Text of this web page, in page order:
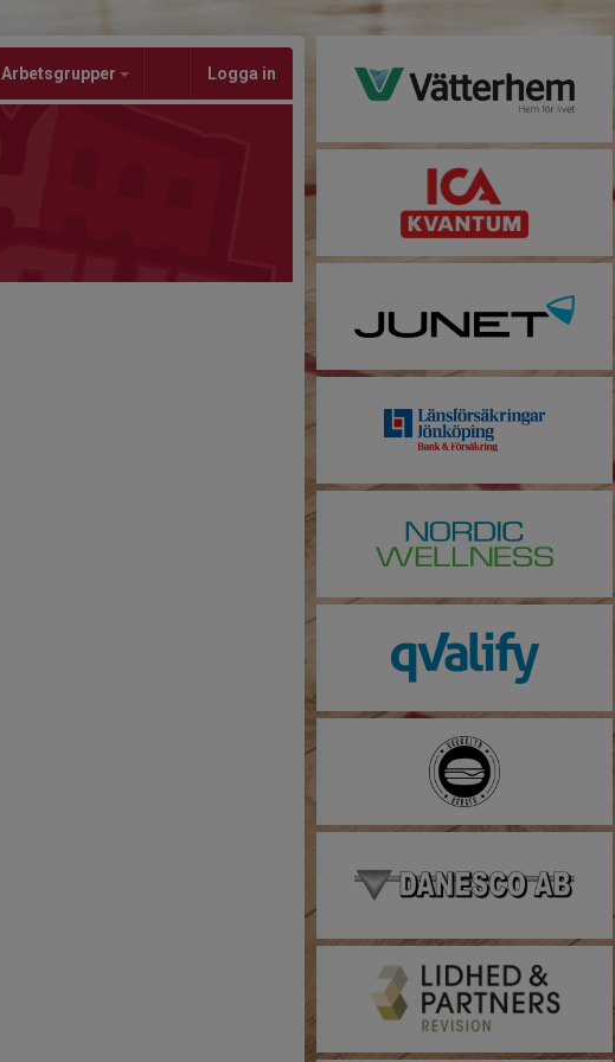
Arbetsgrupper Logga in